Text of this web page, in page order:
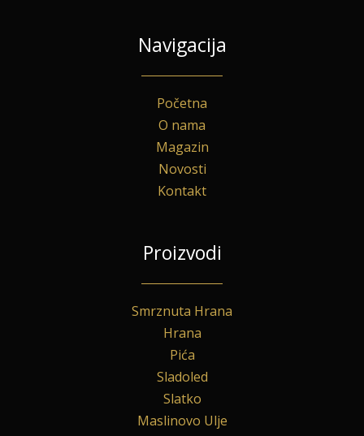
Navigacija
Početna
O nama
Magazin
Novosti
Kontakt
Proizvodi
Smrznuta Hrana
Hrana
Pića
Sladoled
Slatko
Maslinovo Ulje